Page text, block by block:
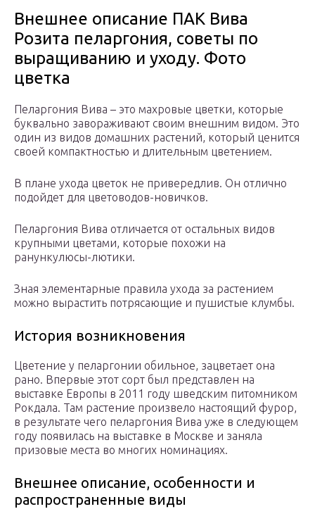
Внешнее описание ПАК Вива
Розита пеларгония, советы по
выращиванию и уходу. Фото
цветка
Пеларгония Вива – это махровые цветки, которые
буквально завораживают своим внешним видом. Это
один из видов домашних растений, который ценится
своей компактностью и длительным цветением.
В плане ухода цветок не привередлив. Он отлично
подойдет для цветоводов-новичков.
Пеларгония Вива отличается от остальных видов
крупными цветами, которые похожи на
ранункулюсы-лютики.
Зная элементарные правила ухода за растением
можно вырастить потрясающие и пушистые клумбы.
История возникновения
Цветение у пеларгонии обильное, зацветает она
рано. Впервые этот сорт был представлен на
выставке Европы в 2011 году шведским питомником
Рокдала. Там растение произвело настоящий фурор,
в результате чего пеларгония Вива уже в следующем
году появилась на выставке в Москве и заняла
призовые места во многих номинациях.
Внешнее описание, особенности и
распространенные виды